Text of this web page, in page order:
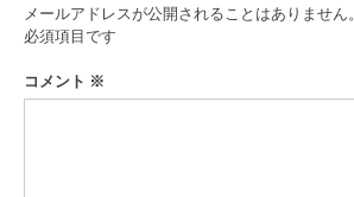
メールアドレスが公開されることはありません。
必須項目です
コメント ※